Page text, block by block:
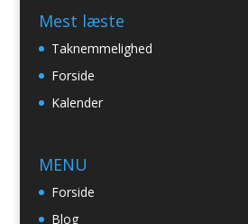
Mest læste
Taknemmelighed
Forside
Kalender
MENU
Forside
Blog